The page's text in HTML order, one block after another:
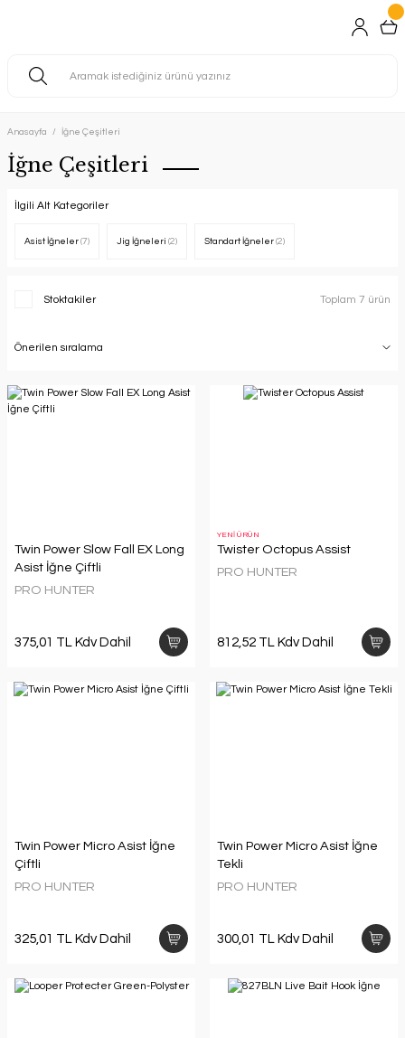
Anasayfa İğne Çeşitleri
İğne Çeşitleri
İlgili Alt Kategoriler
Asist İğneler (7) Jig İğneleri (2) Standart İğneler (2)
Stoktakiler Toplam 7 ürün
Twin Power Slow Fall EX Long
Asist İğne Çiftli
PRO HUNTER
375,01 TL Kdv Dahil
YENİ ÜRÜN
Twister Octopus Assist
PRO HUNTER
812,52 TL Kdv Dahil
Twin Power Micro Asist İğne
Çiftli
PRO HUNTER
325,01 TL Kdv Dahil
Twin Power Micro Asist İğne
Tekli
PRO HUNTER
300,01 TL Kdv Dahil